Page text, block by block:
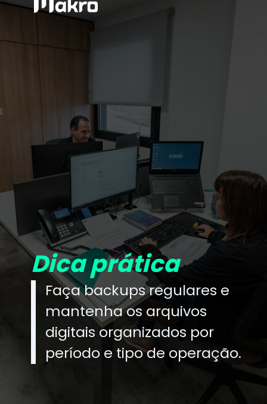
Dica prática
Faça backups regulares e
mantenha os arquivos
digitais organizados por
período e tipo de operação.